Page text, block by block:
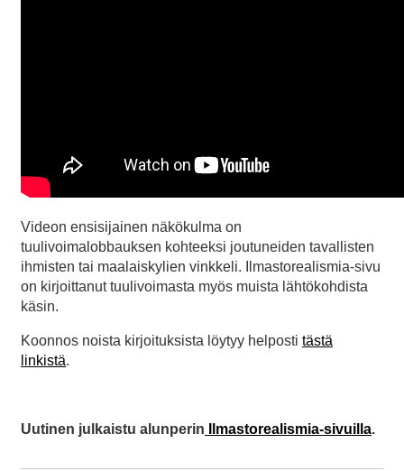
Videon ensisijainen näkökulma on
tuulivoimalobbauksen kohteeksi joutuneiden tavallisten
ihmisten tai maalaiskylien vinkkeli. Ilmastorealismia-sivu
on kirjoittanut tuulivoimasta myös muista lähtökohdista
käsin.
Koonnos noista kirjoituksista löytyy helposti tästä
linkistä.
Uutinen julkaistu alunperin Ilmastorealismia-sivuilla.